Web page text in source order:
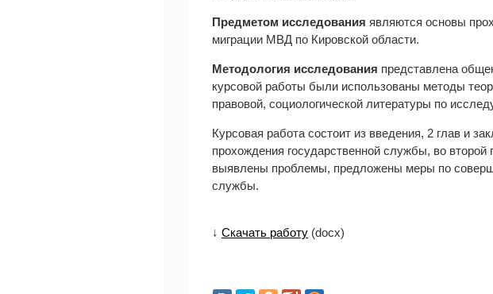
Предметом исследования являются основы
миграции МВД по Кировской области.
Методология исследования представлена
курсовой работы были использованы методы
правовой, социологической литературы по
Курсовая работа состоит из введения, 2 глав и
прохождения государственной службы, во
выявлены проблемы, предложены меры по
службы.
↓ Скачать работу (docx)